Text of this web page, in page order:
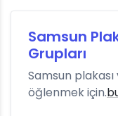
Samsun
Grupları
Samsun
öğlenmek için.